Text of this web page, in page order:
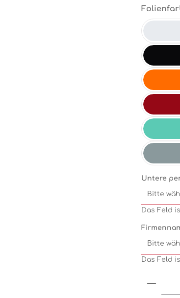
Weiß
Schwarz
Orange
Dunkelrot
Mint
Untere
Das Feld
Das Feld